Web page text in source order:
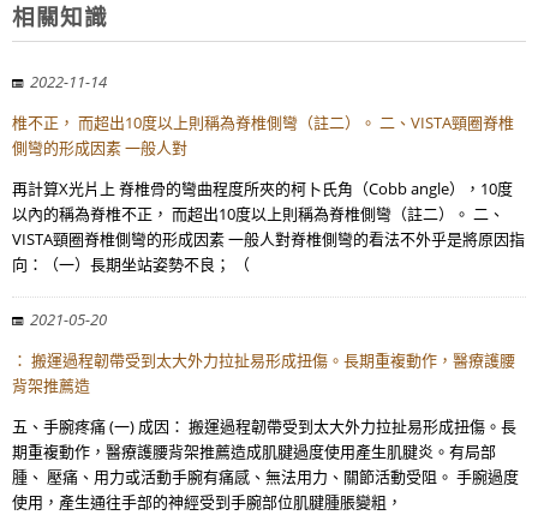
相關知識
2022-11-14
椎不正， 而超出10度以上則稱為脊椎側彎（註二）。 二、VISTA頸圈脊椎
側彎的形成因素 一般人對
再計算X光片上 脊椎骨的彎曲程度所夾的柯卜氏角（Cobb angle），10度
以內的稱為脊椎不正， 而超出10度以上則稱為脊椎側彎（註二）。 二、
VISTA頸圈脊椎側彎的形成因素 一般人對脊椎側彎的看法不外乎是將原因指
向：（一）長期坐站姿勢不良； （
2021-05-20
： 搬運過程韌帶受到太大外力拉扯易形成扭傷。長期重複動作，醫療護腰
背架推薦造
五、手腕疼痛 (一) 成因： 搬運過程韌帶受到太大外力拉扯易形成扭傷。長
期重複動作，醫療護腰背架推薦造成肌腱過度使用產生肌腱炎。有局部
腫、 壓痛、用力或活動手腕有痛感、無法用力、關節活動受阻。 手腕過度
使用，產生通往手部的神經受到手腕部位肌腱腫脹變粗，